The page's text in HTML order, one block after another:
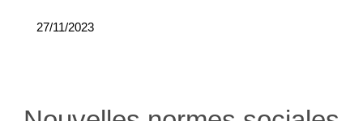
27/11/2023